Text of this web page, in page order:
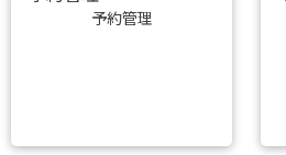
予約管理